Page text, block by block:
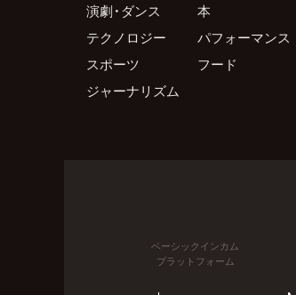
演劇・ダンス
本
テクノロジー
パフォーマンス
スポーツ
フード
ジャーナリズム
ベーシックインカム
プラットフォーム